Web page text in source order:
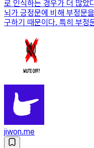
로 인식하는 경우가 더 많았
뇌가 긍정문에 비해 부정문
구하기 때문이다. 특히 부정
jiwon.me